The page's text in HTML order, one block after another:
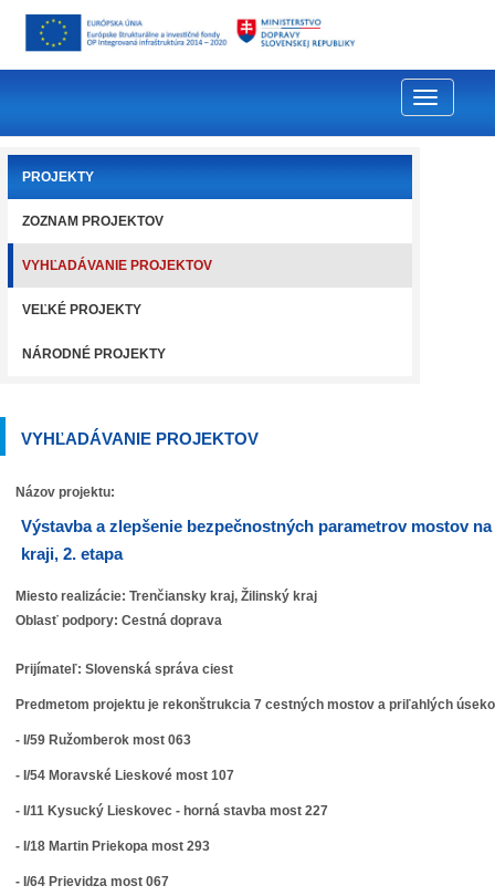
Toggle
PROJEKTY
ZOZNAM PROJEKTOV
VYHĽADÁVANIE PROJEKTOV
VEĽKÉ PROJEKTY
NÁRODNÉ PROJEKTY
VYHĽADÁVANIE PROJEKTOV
Názov projektu:
Výstavba a zlepšenie bezpečnostných parametrov mostov
kraji, 2. etapa
Miesto realizácie: Trenčiansky kraj, Žilinský kraj
Oblasť podpory: Cestná doprava
Prijímateľ: Slovenská správa ciest
Predmetom projektu je rekonštrukcia 7 cestných mostov a priľahlých
- I/59 Ružomberok most 063
- I/54 Moravské Lieskové most 107
- I/11 Kysucký Lieskovec - horná stavba most 227
- I/18 Martin Priekopa most 293
- I/64 Prievidza most 067